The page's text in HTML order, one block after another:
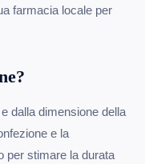
farmacia locale per
dalla dimensione della
e la
per stimare la durata